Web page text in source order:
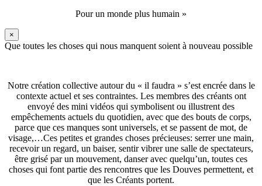
Pour un monde plus humain »
×
Que toutes les choses qui nous manquent soient à nouveau possible
Notre création collective autour du « il faudra » s’est encrée dans le
contexte actuel et ses contraintes. Les membres des créants ont
envoyé des mini vidéos qui symbolisent ou illustrent des
empêchements actuels du quotidien, avec que des bouts de corps,
parce que ces manques sont universels, et se passent de mot, de
visage,…Ces petites et grandes choses précieuses: serrer une main,
recevoir un regard, un baiser, sentir vibrer une salle de spectateurs,
être grisé par un mouvement, danser avec quelqu’un, toutes ces
choses qui font partie des rencontres que les Douves permettent, et
que les Créants portent.